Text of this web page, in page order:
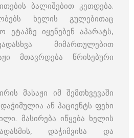
ბალიშებით კეთდება.
ხელის გულებითაც
ეტაპზე იყენებენ აპარატს,
მიმართულებით
მთავრდება წრისებური
მასაჟი იმ შემთხვევაში
ან პაციენტს ფეხი
მასირება იწყება ხელის
დაჭიმვისა და